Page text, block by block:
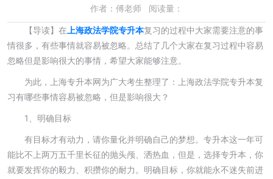
作者：傅老师 阅读量：
【导读】 在 上海政法学院专升本复习的过程中大家需要注意的事
情很多，有些事情就容易被忽略。总结了几个大家在复习过程中容易
忽略但是影响很大的事情，希望大家能够注意。
为此，上海专升本网为广大考生整理了：上海政法学院专升本复
习有哪些事情容易被忽略，但是影响很大？
1、明确目标
有目标才有动力，请你量化并明确自己的梦想。专升本这一年可
能比不上两万五千里长征的抛头颅、洒热血，但是，选择专升本，你
就要发挥你的毅力、积攒你的耐力。明确目标，你就能永不迷失前进